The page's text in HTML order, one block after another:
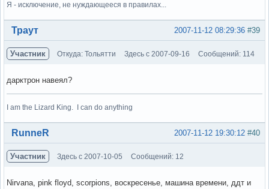
Я - исключение, не нуждающееся в правилах...
Вне форума #39
2007-11-12 08:29:36
Траут
Участник Откуда: Тольятти Здесь с 2007-09-16 Сообщений: 114
дарктрон навеял?
I am the Lizard King. I can do anything
Вне форума #40
2007-11-12 19:30:12
RunneR
Участник Здесь с 2007-10-05 Сообщений: 12
Nirvana, pink floyd, scorpions, воскресенье, машина времени, ддт и